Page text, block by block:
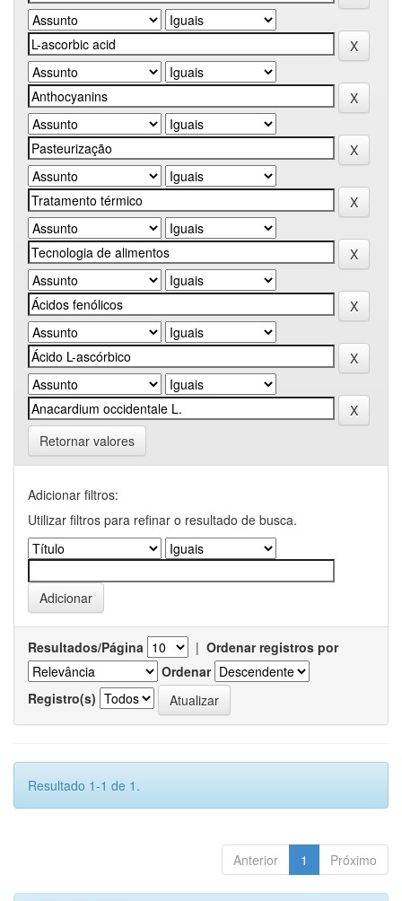
Retornar valores
Adicionar filtros:
Utilizar filtros para refinar o resultado de busca.
Resultados/Página | Ordenar registros por
Ordenar
Registro(s)
Resultado 1-1 de 1.
Anterior 1 Próximo